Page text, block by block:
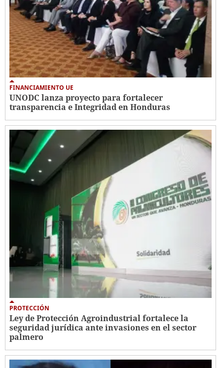
FINANCIAMIENTO UE
UNODC lanza proyecto para fortalecer
transparencia e Integridad en Honduras
PROTECCIÓN
Ley de Protección Agroindustrial fortalece la
seguridad jurídica ante invasiones en el sector
palmero